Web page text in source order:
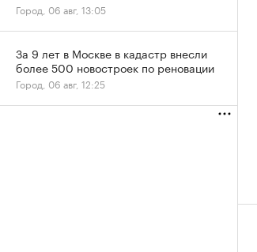
Город, 06 авг, 13:05
За 9 лет в Москве в кадастр внесли
более 500 новостроек по реновации
Город, 06 авг, 12:25